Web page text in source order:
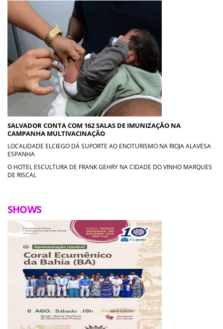
SALVADOR CONTA COM 162 SALAS DE IMUNIZAÇÃO NA
CAMPANHA MULTIVACINAÇÃO
LOCALIDADE ELCIEGO DÁ SUPORTE AO ENOTURISMO NA RIOJA ALAVESA
ESPANHA
O HOTEL ESCULTURA DE FRANK GEHRY NA CIDADE DO VINHO MARQUES
DE RISCAL
SHOWS